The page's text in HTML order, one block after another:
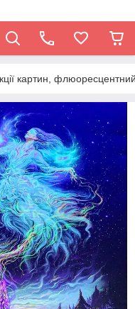
картин,